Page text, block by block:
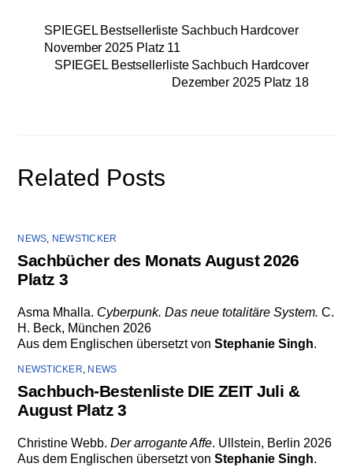
SPIEGEL Bestsellerliste Sachbuch Hardcover
November 2025 Platz 11
SPIEGEL Bestsellerliste Sachbuch Hardcover
Dezember 2025 Platz 18
Related Posts
NEWS NEWSTICKER
Sachbücher des Monats August 2026
Platz 3
Asma Mhalla. Cyberpunk. Das neue totalitäre System. C.
H. Beck, München 2026
Aus dem Englischen übersetzt vonStephanie Singh.
NEWSTICKER NEWS
Sachbuch-Bestenliste DIE ZEIT Juli &
August Platz 3
Christine Webb.Der arrogante Affe. Ullstein, Berlin 2026
Aus dem Englischen übersetzt vonStephanie Singh.